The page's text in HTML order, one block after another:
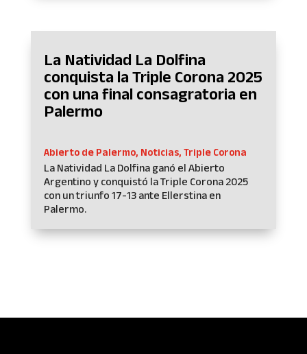
La Natividad La Dolfina
conquista la Triple Corona 2025
con una final consagratoria en
Palermo
Abierto de Palermo, Noticias, Triple Corona
La Natividad La Dolfina ganó el Abierto
Argentino y conquistó la Triple Corona 2025
con un triunfo 17-13 ante Ellerstina en
Palermo.